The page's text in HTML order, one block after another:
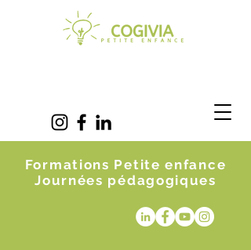
Formations Petite enfance
Journées pédagogiques